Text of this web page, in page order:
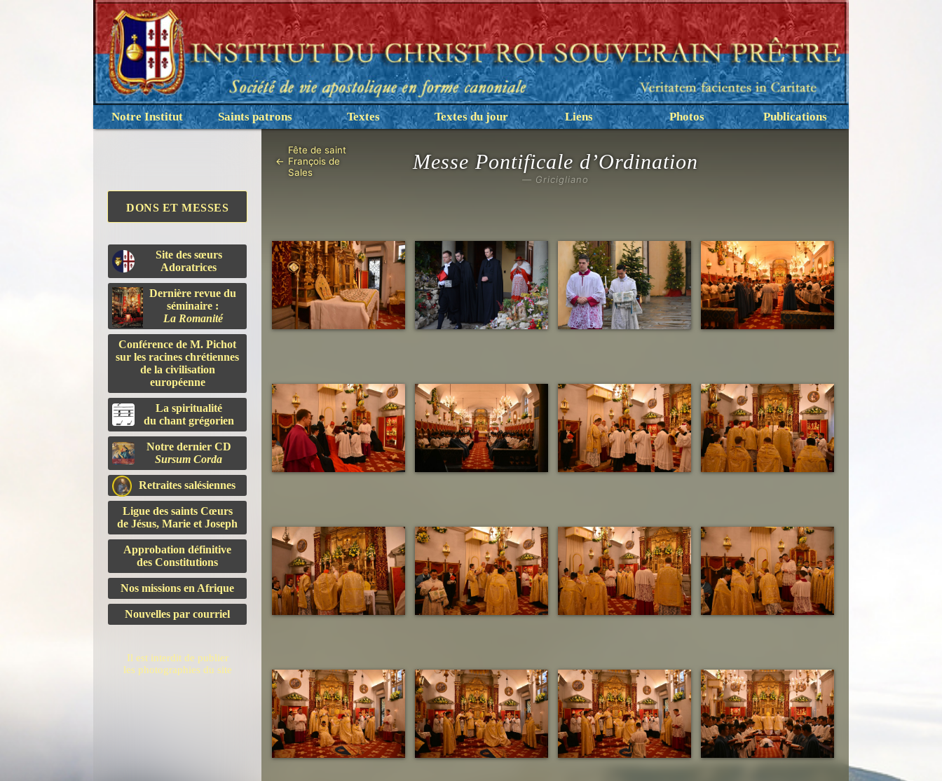
Notre Institut Saints patrons Textes Textes du jour Liens Photos Publications
DONS ET MESSES
Site des sœurs
Adoratrices
Dernière revue du
séminaire :
La Romanité
Conférence de M. Pichot
sur les racines chrétiennes
de la civilisation
européenne
La spiritualité
du chant grégorien
Notre dernier CD
Sursum Corda
Retraites salésiennes
Ligue des saints Cœurs
de Jésus, Marie et Joseph
Approbation définitive
des Constitutions
Nos missions en Afrique
Nouvelles par courriel
Il est interdit de publier
les photographies du site
←
Fête de saint
François de
Sales
Messe Pontificale d’Ordination
— Gricigliano